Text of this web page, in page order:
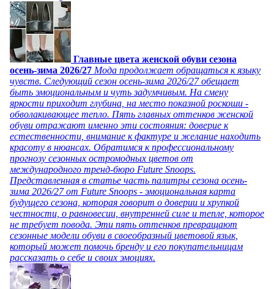
Главные цвета женской обуви сезона
осень-зима 2026/27 Мода продолжает обращаться к языку
чувств. Следующий сезон осень-зима 2026/27 обещает
быть эмоциональным и чуть задумчивым. На смену
яркости приходит глубина, на место показной роскоши -
обволакивающее тепло. Пять главных оттенков женской
обуви отражают именно эти состояния: доверие к
естественности, внимание к фактуре и желание находить
красоту в нюансах. Обратимся к профессиональному
прогнозу сезонных остромодных цветов от
международного тренд-бюро Future Snoops.
Представленная в статье часть палитры сезона осень-
зима 2026/27 от Future Snoops - эмоциональная карта
будущего сезона, которая говорит о доверии и хрупкой
честности, о равновесии, внутренней силе и тепле, которое
не требует повода. Эти пять оттенков превращают
сезонные модели обуви в своеобразный цветовой язык,
который может помочь бренду и его покупательницам
рассказать о себе и своих эмоциях.